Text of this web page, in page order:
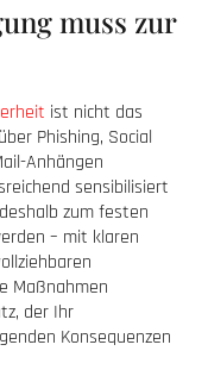
muss zur
ist nicht das
Phishing, Social
Anhängen
sensibilisiert
zum festen
– mit klaren
Maßnahmen
der Ihr
Konsequenzen